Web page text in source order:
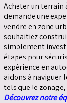
Acheter un terrain
demande une
vendre en zone
souhaitiez
simplement
étapes pour
expérience en
aidons à naviguer
tels que le
Découvrez notre